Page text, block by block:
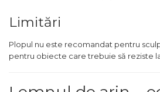
Amortizoare Hidraulice
Dalta si dornuri
Rigla de Masurat Pentru
Scule Unelte Accesorii
Limitări
Plopul nu este recomandat pentru
pentru obiecte care trebuie să reziste